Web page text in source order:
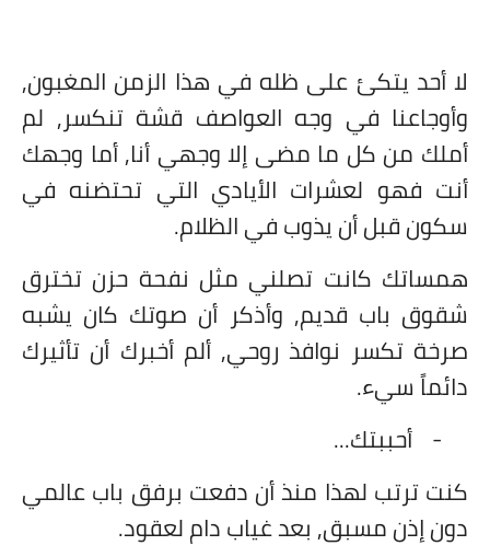
لا أحد يتكئ على ظله في هذا الزمن المغبون,
وأوجاعنا في وجه العواصف قشة تنكسر, لم
أملك من كل ما مضى إلا وجهي أنا, أما وجهك
أنت فهو لعشرات الأيادي التي تحتضنه في
سكون قبل أن يذوب في الظلام.
همساتك كانت تصلني مثل نفحة حزن تخترق
شقوق باب قديم, وأذكر أن صوتك كان يشبه
صرخة تكسر نوافذ روحي, ألم أخبرك أن تأثيرك
دائماً سيء.
- أحببتك...
كنت ترتب لهذا منذ أن دفعت برفق باب عالمي
دون إذن مسبق, بعد غياب دام لعقود.